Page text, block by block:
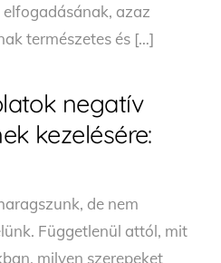
azaz
természetes és […]
negatív
kezelésére:
de nem
Függetlenül attól, mit
milyen szerepeket